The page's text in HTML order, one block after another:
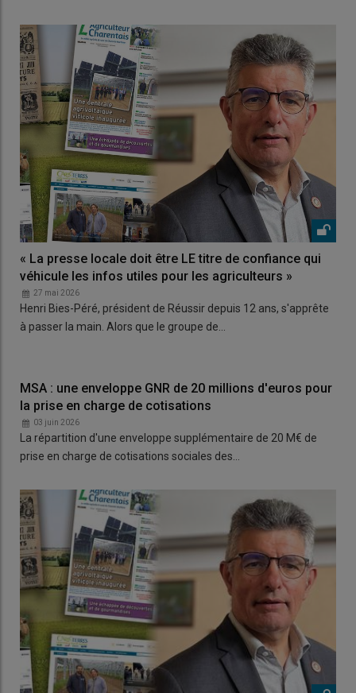
« La presse locale doit être LE titre de confiance qui
véhicule les infos utiles pour les agriculteurs »
27 mai 2026
Henri Bies-Péré, président de Réussir depuis 12 ans, s'apprête
à passer la main. Alors que le groupe de…
MSA : une enveloppe GNR de 20 millions d'euros pour
la prise en charge de cotisations
03 juin 2026
La répartition d'une enveloppe supplémentaire de 20 M€ de
prise en charge de cotisations sociales des…